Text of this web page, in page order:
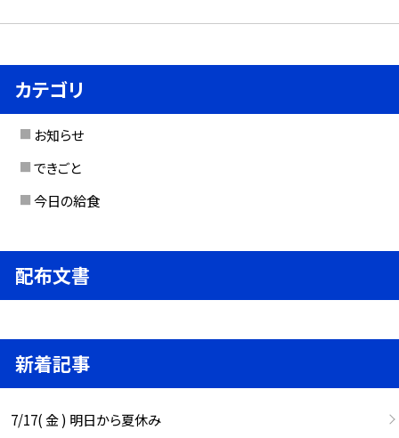
カテゴリ
お知らせ
できごと
今日の給食
配布文書
新着記事
7/17( 金 ) 明日から夏休み